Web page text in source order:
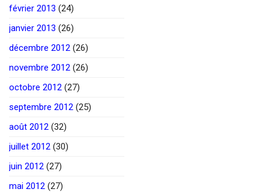
février 2013 (24)
janvier 2013 (26)
décembre 2012 (26)
novembre 2012 (26)
octobre 2012 (27)
septembre 2012 (25)
août 2012 (32)
juillet 2012 (30)
juin 2012 (27)
mai 2012 (27)